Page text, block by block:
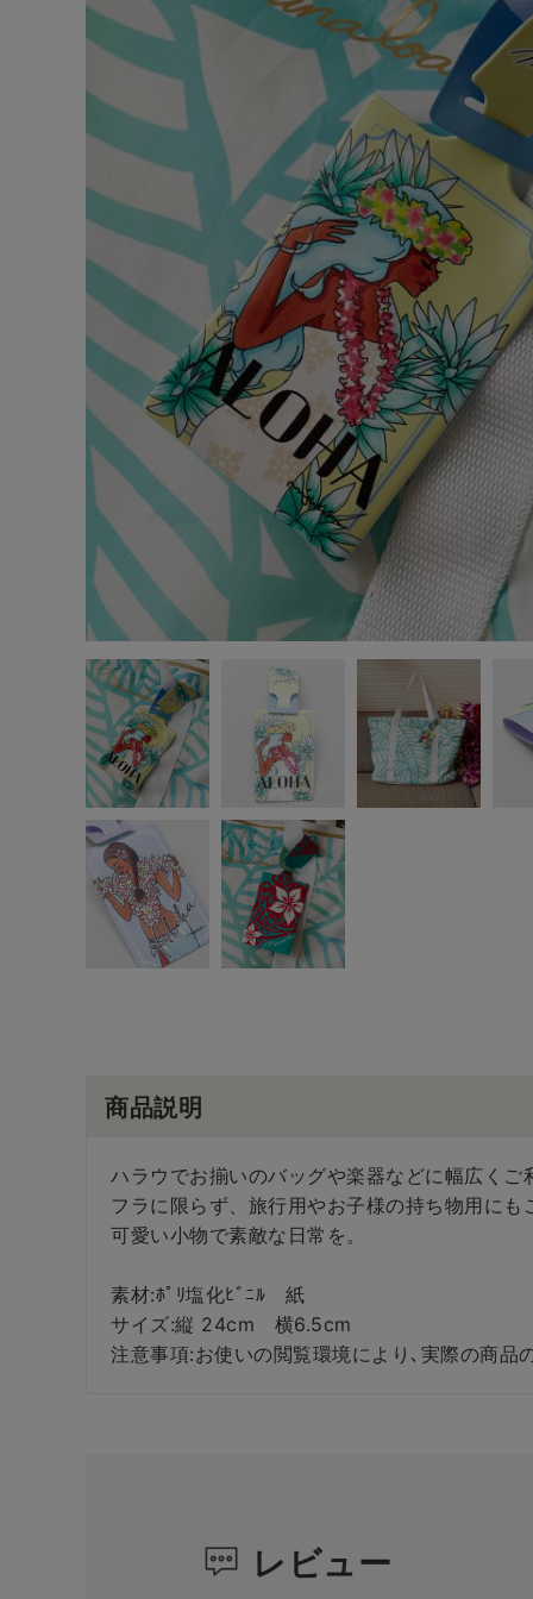
商品説明
ハラウでお揃いのバッグや楽器などに幅広くご
フラに限らず、旅行用やお子様の持ち物用にも
可愛い小物で素敵な日常を。
素材:ﾎﾟﾘ塩化ﾋﾞﾆﾙ 紙
サイズ:縦 24cm 横6.5cm
注意事項:お使いの閲覧環境により､実際の商品
レビュー